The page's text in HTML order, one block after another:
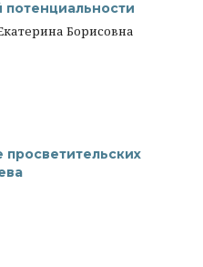
потенциальности
Борисовна